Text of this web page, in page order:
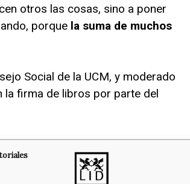
otros las cosas, sino a poner
porque la suma de muchos
Social de la UCM, y moderado
la firma de libros por parte del